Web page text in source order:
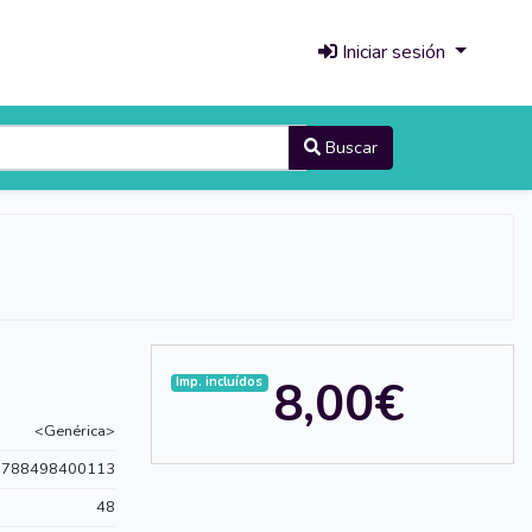
Iniciar sesión
Buscar
<Genérica>
48
Imp. incluídos 8,00€